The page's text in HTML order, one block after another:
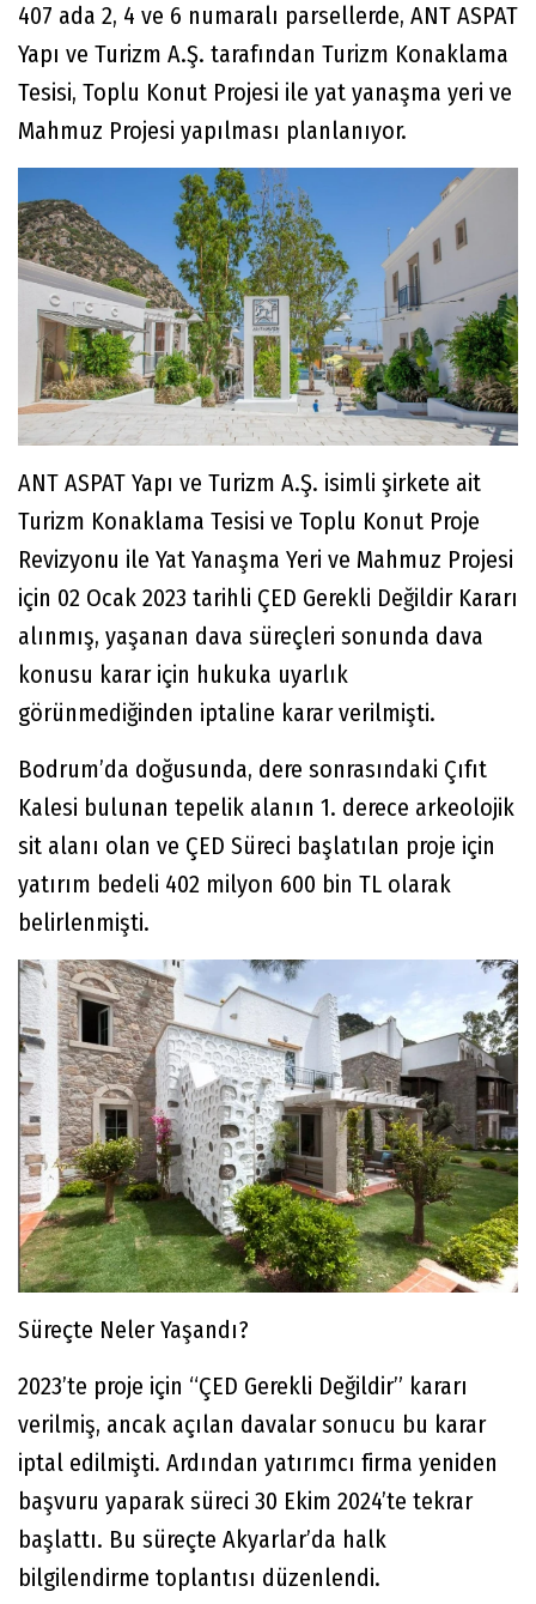
407 ada 2, 4 ve 6 numaralı parsellerde, ANT ASPAT
Yapı ve Turizm A.Ş. tarafından Turizm Konaklama
Tesisi, Toplu Konut Projesi ile yat yanaşma yeri ve
Mahmuz Projesi yapılması planlanıyor.
ANT ASPAT Yapı ve Turizm A.Ş. isimli şirkete ait
Turizm Konaklama Tesisi ve Toplu Konut Proje
Revizyonu ile Yat Yanaşma Yeri ve Mahmuz Projesi
için 02 Ocak 2023 tarihli ÇED Gerekli Değildir Kararı
alınmış, yaşanan dava süreçleri sonunda dava
konusu karar için hukuka uyarlık
görünmediğinden iptaline karar verilmişti.
Bodrum’da doğusunda, dere sonrasındaki Çıfıt
Kalesi bulunan tepelik alanın 1. derece arkeolojik
sit alanı olan ve ÇED Süreci başlatılan proje için
yatırım bedeli 402 milyon 600 bin TL olarak
belirlenmişti.
Süreçte Neler Yaşandı?
2023’te proje için “ÇED Gerekli Değildir” kararı
verilmiş, ancak açılan davalar sonucu bu karar
iptal edilmişti. Ardından yatırımcı firma yeniden
başvuru yaparak süreci 30 Ekim 2024’te tekrar
başlattı. Bu süreçte Akyarlar’da halk
bilgilendirme toplantısı düzenlendi.